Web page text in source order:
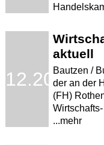
aktuell
Bautzen /
der an der
(FH)
...mehr